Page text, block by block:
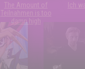
The Amount of
Teilnahmen is too
damn high
Ich